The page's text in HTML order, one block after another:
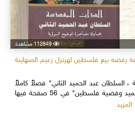
112849 مشاهدة
رفضه بيع فلسطين لهرتزل زعيم الصهاينة
السلطان عبد الحميد الثاني" فصلاً كاملاً
بعنوان : "السلطان عبد الحميد وقضية فلسطين" في 56 صفحة فيها